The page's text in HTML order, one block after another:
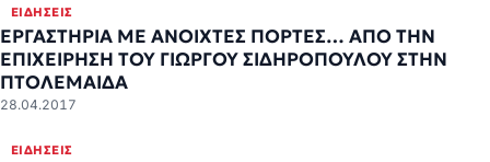
ΕΙΔΉΣΕΙΣ
ΕΡΓΑΣΤΗΡΙΑ ΜΕ ΑΝΟΙΧΤΕΣ ΠΟΡΤΕΣ… ΑΠΟ ΤΗΝ
ΕΠΙΧΕΙΡΗΣΗ ΤΟΥ ΓΙΩΡΓΟΥ ΣΙΔΗΡΟΠΟΥΛΟΥ ΣΤΗΝ
ΠΤΟΛΕΜΑΙΔΑ
28.04.2017
ΕΙΔΉΣΕΙΣ